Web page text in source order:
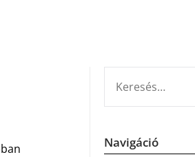
Navigáció